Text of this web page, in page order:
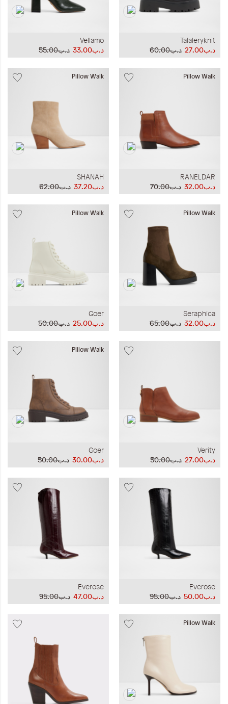
Talaleryknit
د.ب60.00
د.ب27.00
Vellamo
د.ب55.00
د.ب33.00
Pillow Walk
RANELDAR
د.ب70.00
د.ب32.00
Pillow Walk
SHANAH
د.ب62.00
د.ب37.20
Pillow Walk
Seraphica
د.ب65.00
د.ب32.00
Pillow Walk
Goer
د.ب50.00
د.ب25.00
Verity
د.ب50.00
د.ب27.00
Pillow Walk
Goer
د.ب50.00
د.ب30.00
Everose
د.ب95.00
د.ب50.00
Everose
د.ب95.00
د.ب47.00
Pillow Walk